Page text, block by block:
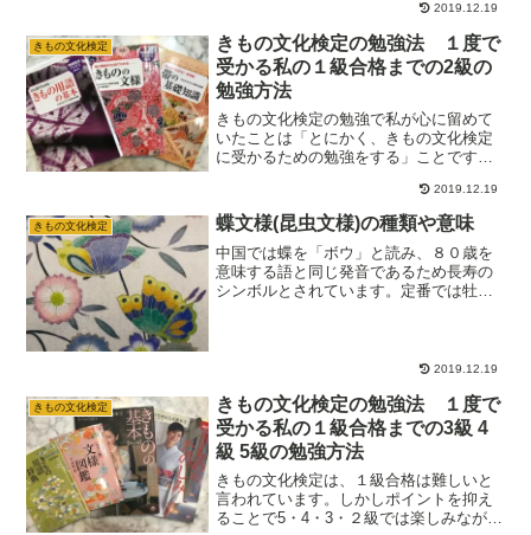
味があるのでしょうか？また日本の子供
の「背守り」とは少し違う意味合いを持
つ世界の刺繍について、まとめてみまし
た。
2019.12.19
きもの文化検定
きもの文化検定の勉強法 １度で
受かる私の１級合格までの2級の
勉強方法
きもの文化検定の勉強で私が心に留めて
いたことは「とにかく、きもの文化検定
に受かるための勉強をする」ことです。
に、脇道にそれず無駄のない勉強を意識
して取り組んだことを振り返ってみたい
と思います。勉強をしていると呉服店の
店員さんのマニアックなお話も聞くこと
ができるので面白いですよ！
2019.12.19
きもの文化検定 蝶文様(昆虫文様)の種類や意味
中国では蝶を「ボウ」と読み、８０歳を
意味する語と同じ発音であるため長寿の
シンボルとされています。定番では牡丹
2019.12.19
きもの文化検定
きもの文化検定の勉強法 １度で
受かる私の１級合格までの3級 4
級 5級の勉強方法
きもの文化検定は、１級合格は難しいと
言われています。しかしポイントを抑え
ることで5・4・3・２級では楽しみなが